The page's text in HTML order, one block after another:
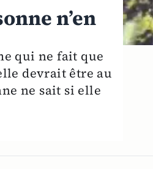
n’en
qui ne fait que
devrait être au
ne sait si elle